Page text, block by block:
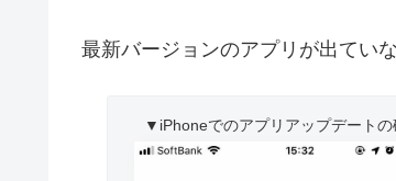
最新バージョンのアプリが出てい
▼iPhoneでのアプリアップデートの